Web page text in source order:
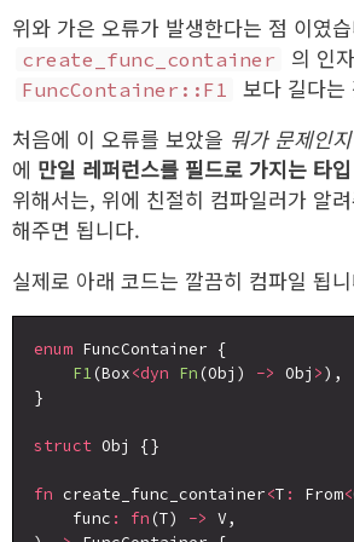
위와 가은 오류가 발생한다는 점 이였
create_func_container 의 인
FuncContainer::F1
보다 길다는
처음에 이 오류를 보았을 뭐가 문제인지
에 만일 레퍼런스를 필드로 가지는 타입
위해서는, 위에 친절히 컴파일러가 알
해주면 됩니다.
실제로 아래 코드는 깔끔히 컴파일 됩
enum FuncContainer {
F1(Box<dyn Fn (Obj) -> Obj >),
}
struct Obj {}
fn create_func_container<T : From<
    func
: fn (T) -> V,